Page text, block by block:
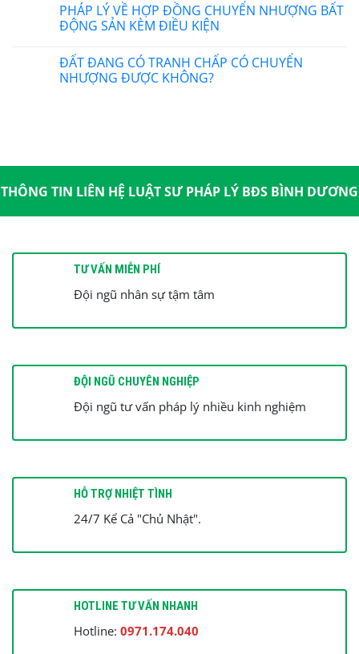
PHÁP LÝ VỀ HỢP ĐỒNG CHUYỂN NHƯỢNG BẤT
ĐỘNG SẢN KÈM ĐIỀU KIỆN
ĐẤT ĐANG CÓ TRANH CHẤP CÓ CHUYỂN
NHƯỢNG ĐƯỢC KHÔNG?
THÔNG TIN LIÊN HỆ LUẬT SƯ PHÁP LÝ BĐS BÌNH DƯƠNG
TƯ VẤN MIỄN PHÍ
Đội ngũ nhân sự tậm tâm
ĐỘI NGŨ CHUYÊN NGHIỆP
Đội ngũ tư vấn pháp lý nhiều kinh nghiệm
HỖ TRỢ NHIỆT TÌNH
24/7 Kể Cả "Chủ Nhật".
HOTLINE TƯ VẤN NHANH
Hotline: 0971.174.040